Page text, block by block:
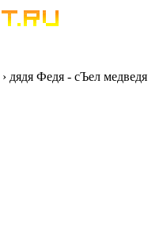
› дядя Федя - сЪел медведя